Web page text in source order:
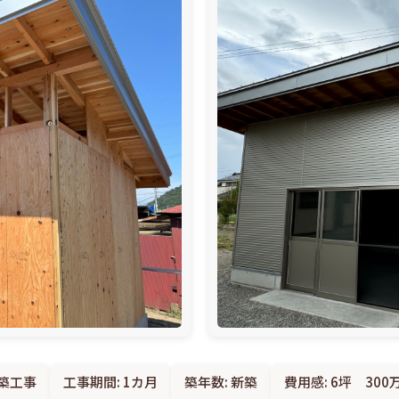
工事 工事期間: 1カ月 築年数: 新築 費用感: 6坪 300